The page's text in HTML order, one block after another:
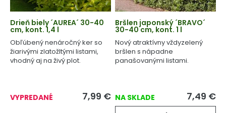
Drieň biely ´AUREA´ 30-40
cm, kont. 1,4 l
Obľúbený nenáročný ker so
žiarivými zlatožltými listami,
vhodný aj na živý plot.
VYPREDANÉ 7,99 €
Bršlen japonský ´BRAVO´
30-40 cm, kont. 1 l
Nový atraktívny vždyzelený
bršlen s nápadne
panašovanými listami.
NA SKLADE 7,49 €